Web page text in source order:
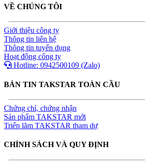
VỀ CHÚNG TÔI
Giới thiệu công ty
Thông tin liên hệ
Thông tin tuyển dụng
Hoạt động công ty
Hotline: 0942500109 (Zalo)
BẢN TIN TAKSTAR TOÀN CẦU
Chứng chỉ, chứng nhận
Sản phẩm TAKSTAR mới
Triển lãm TAKSTAR tham dự
CHÍNH SÁCH VÀ QUY ĐỊNH